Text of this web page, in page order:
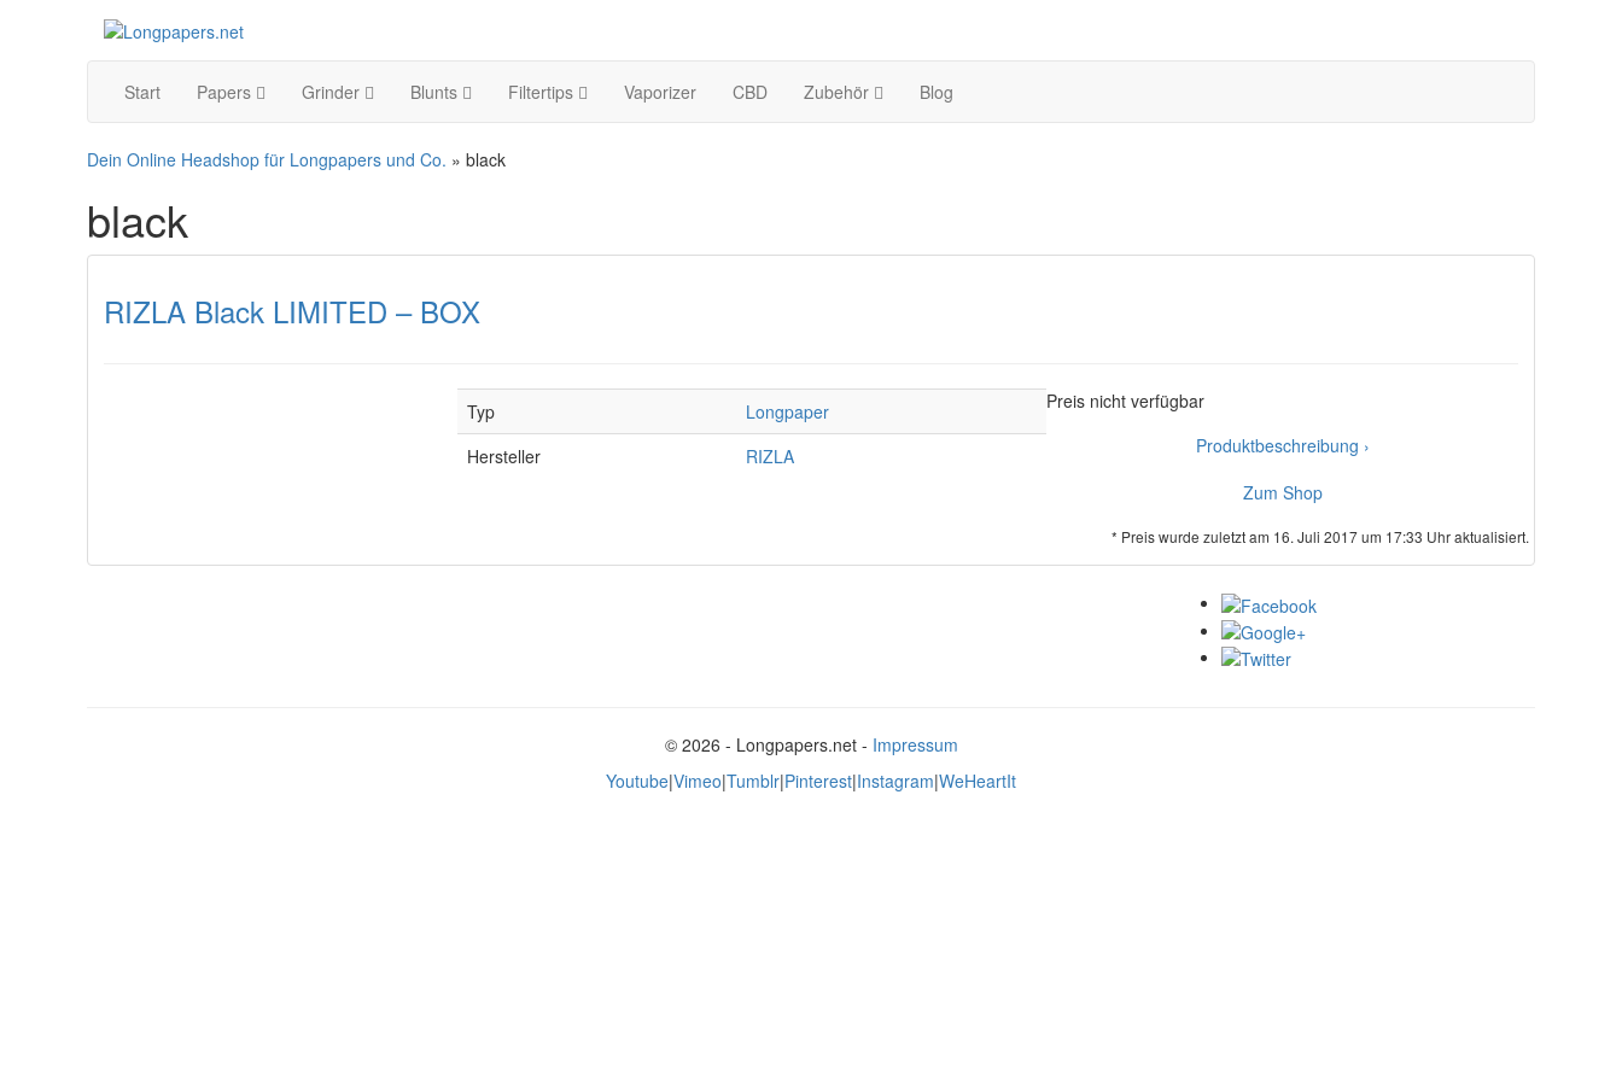
Start Papers Grinder Blunts Filtertips Vaporizer CBD Zubehör Blog
Dein Online Headshop für Longpapers und Co. » black
black
RIZLA Black LIMITED – BOX
Typ
Longpaper
Hersteller
RIZLA
Preis nicht verfügbar
Produktbeschreibung ›
Zum Shop
* Preis wurde zuletzt am 16. Juli 2017 um 17:33 Uhr aktualisiert.
© 2026 - Longpapers.net - Impressum
Youtube|Vimeo|Tumblr|Pinterest|Instagram|WeHeartIt